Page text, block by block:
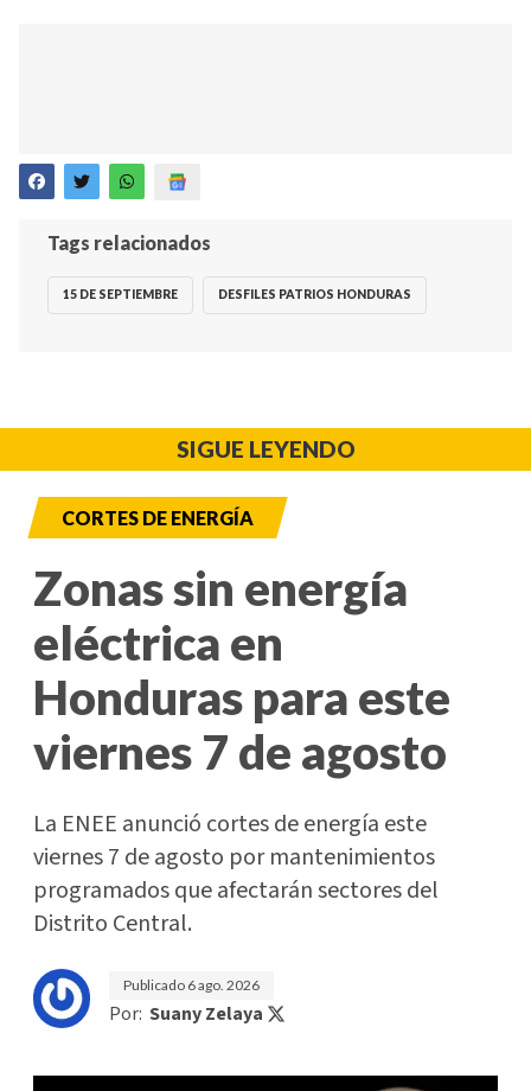
Tags relacionados
15 DE SEPTIEMBRE DESFILES PATRIOS HONDURAS
SIGUE LEYENDO
CORTES DE ENERGÍA
Zonas sin energía
eléctrica en
Honduras para este
viernes 7 de agosto
La ENEE anunció cortes de energía este
viernes 7 de agosto por mantenimientos
programados que afectarán sectores del
Distrito Central.
Publicado 6 ago. 2026
Por: Suany Zelaya